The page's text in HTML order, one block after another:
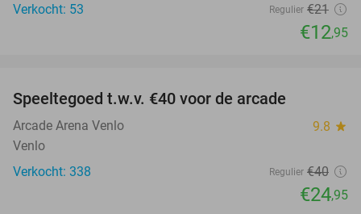
Verkocht: 53
Regulier €21
€12,95
Speeltegoed t.w.v. €40 voor de arcade
Arcade Arena Venlo 9.8 star
Venlo
Verkocht: 338
Regulier €40
€24,95